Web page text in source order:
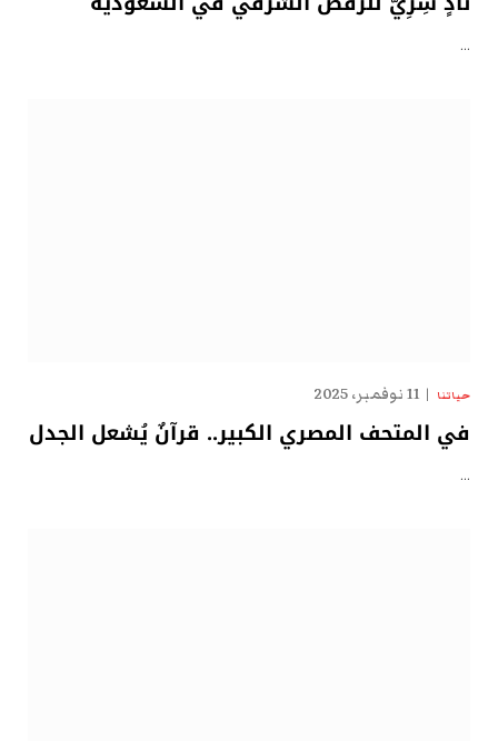
…
حياتنا 11 نوفمبر، 2025
في المتحف المصري الكبير.. قرآنٌ يُشعل الجدل
…